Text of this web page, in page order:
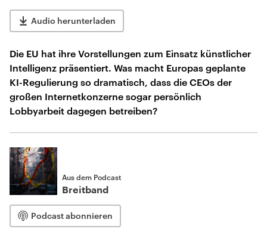
Audio herunterladen
Die EU hat ihre Vorstellungen zum Einsatz künstlicher
Intelligenz präsentiert. Was macht Europas geplante
KI-Regulierung so dramatisch, dass die CEOs der
großen Internetkonzerne sogar persönlich
Lobbyarbeit dagegen betreiben?
Aus dem Podcast
Breitband
Podcast abonnieren